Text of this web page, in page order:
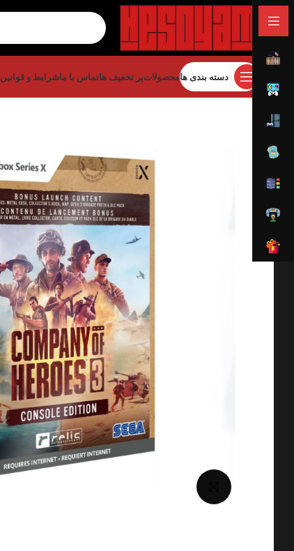
دسته بندی هامحصولاتپر تخفیف هاتماس با ماشرایط و قوانین
خانه کلکسیونی